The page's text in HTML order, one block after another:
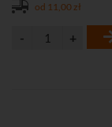
parametrów
• Szeroki zakres
od 11,00 zł